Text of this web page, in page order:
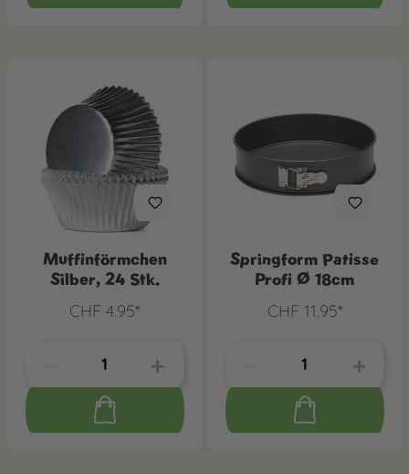
Muffinförmchen
Silber, 24 Stk.
CHF 4.95*
Springform Patisse
Profi Ø 18cm
CHF 11.95*